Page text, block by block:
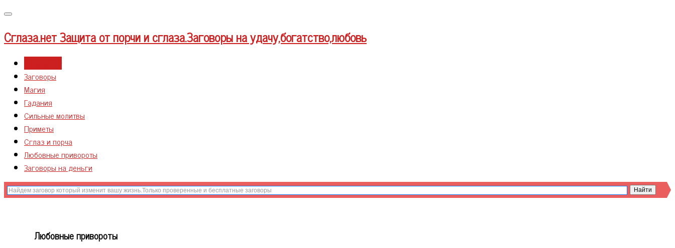
Меню
Сглаза.нетЗащита от порчи и сглаза.Заговоры на удачу,богатство,любовь
Заговоры
Магия
Гадания
Сильные молитвы
Приметы
Сглаз и порча
Любовные привороты
Заговоры на деньги
Любовные привороты